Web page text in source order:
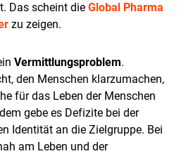
Das scheint die Global Pharma
zu zeigen.
Vermittlungsproblem.
den Menschen klarzumachen,
für das Leben der Menschen
gebe es Defizite bei der
Identität an die Zielgruppe. Bei
am Leben und der